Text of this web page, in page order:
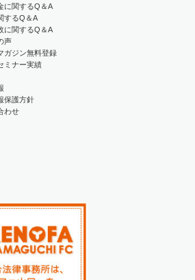
に関するQ＆A
するQ＆A
に関するQ＆A
声
ガジン無料登録
ミナー実績
保護方針
わせ